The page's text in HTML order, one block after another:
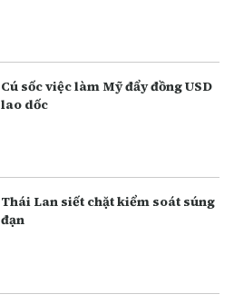
Cú sốc việc làm Mỹ đẩy đồng USD
lao dốc
Thái Lan siết chặt kiểm soát súng
đạn